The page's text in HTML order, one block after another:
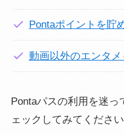
Pontaポイントを貯
動画以外のエンタ
Pontaパスの利用を迷
ェックしてみてください